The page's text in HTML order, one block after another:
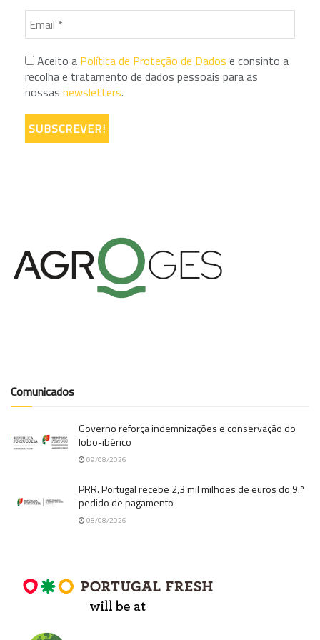
Aceito a Política de Proteção de Dados e consinto a
recolha e tratamento de dados pessoais para as
nossas newsletters.
Comunicados
Governo reforça indemnizações e conservação do
lobo-ibérico
09/08/2026
PRR. Portugal recebe 2,3 mil milhões de euros do 9.º
pedido de pagamento
08/08/2026